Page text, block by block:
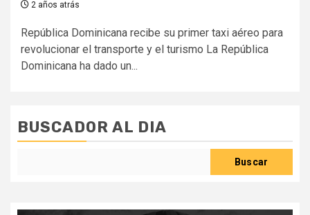
2 años atrás
República Dominicana recibe su primer taxi aéreo para
revolucionar el transporte y el turismo La República
Dominicana ha dado un...
BUSCADOR AL DIA
Buscar